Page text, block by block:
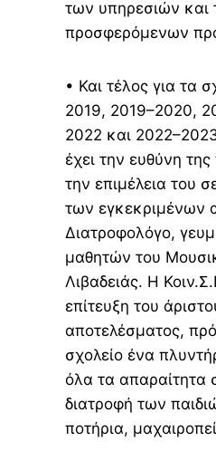
των υπηρεσιών και
προσφερόμενων
• Και τέλος για τα
2019, 2019–2020,
2022 και
έχει την ευθύνη
την επιμέλεια του
των εγκεκριμένων
Διατροφολόγο,
μαθητών του
Λιβαδειάς. Η
επίτευξη του
αποτελέσματος,
σχολείο ένα
όλα τα απαραίτητα
διατροφή των
ποτήρια,